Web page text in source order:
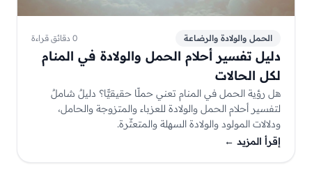
الحمل والولادة والرضاعة 0 دقائق قراءة
دليل تفسير أحلام الحمل والولادة في المنام
لكل الحالات
هل رؤية الحمل في المنام تعني حملًا حقيقيًّا؟ دليلٌ شاملٌ
لتفسير أحلام الحمل والولادة للعزباء والمتزوجة والحامل،
ودلالات المولود والولادة السهلة والمتعثّرة.
إقرأ المزيد ←